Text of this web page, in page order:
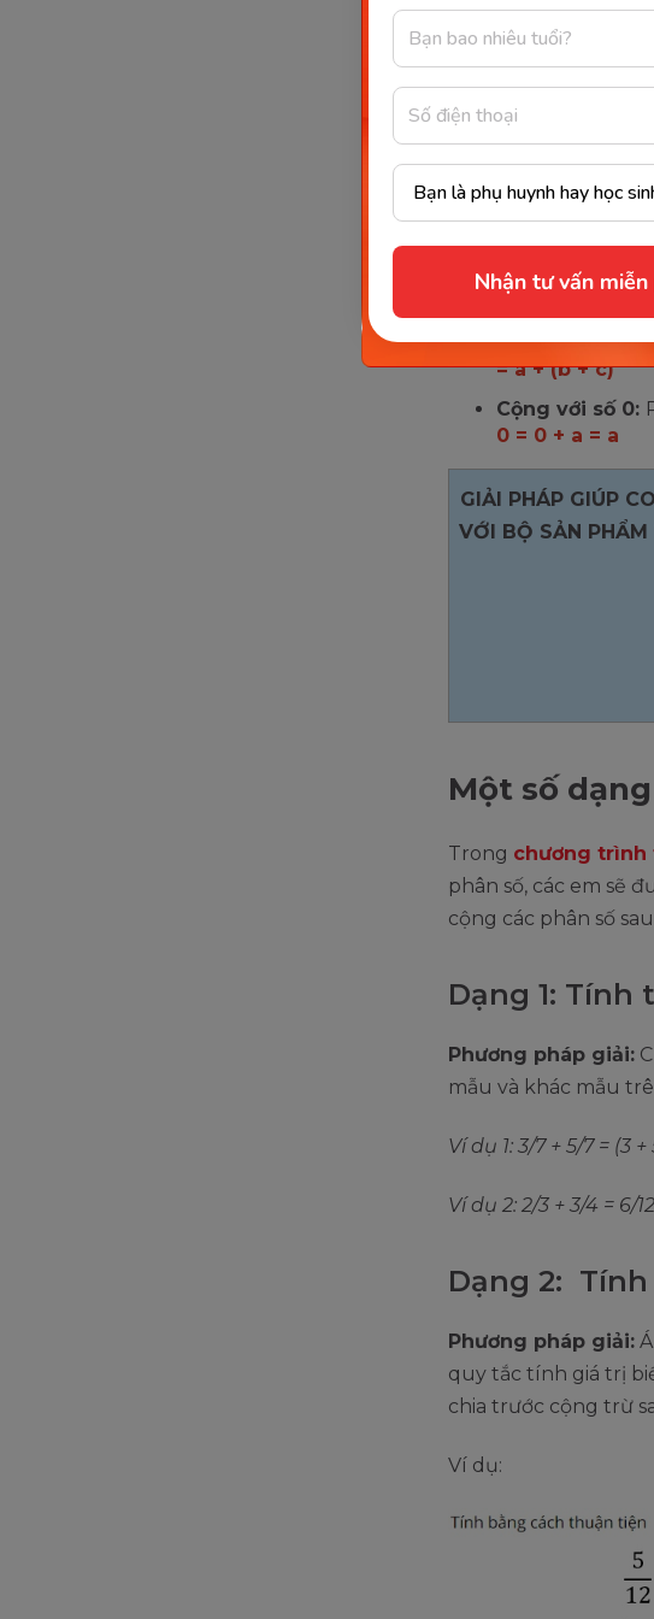
Nhận tư vấn
Các tính
Trong phép tính
như phép cộng số tự
Tính chất giao
quả tổng không
Tính chất kết
có thể cộng
= a + (b + c)
Cộng với số 0:
0 = 0 + a = a
GIẢI PHÁP GIÚP
VỚI BỘ SẢN
Một số
Trong chương trình
phân số, các em sẽ
cộng các phân số
Dạng 1: Tính
Phương pháp giải:
mẫu và khác mẫu
Ví dụ 1: 3/7 + 5/7 = (3
Ví dụ 2: 2/3 + 3/4 = 6/
Dạng 2:
Phương pháp giải:
quy tắc tính giá trị
chia trước cộng trừ
Ví dụ: